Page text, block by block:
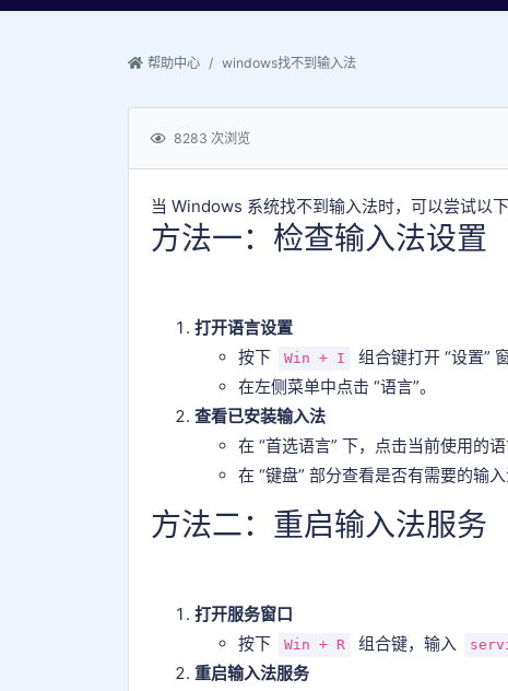
帮助中心 windows找不到输入法
8283 次浏览
当 Windows 系统找不到输入法时，可以尝试以
方法一：检查输入法设置
打开语言设置
按下
Win + I
组合键打开 “设置”
在左侧菜单中点击 “语言”。
查看已安装输入法
在 “首选语言” 下，点击当前使用的语
在 “键盘” 部分查看是否有需要的输
方法二：重启输入法服务
打开服务窗口
按下
Win + R 组合键，输入
重启输入法服务